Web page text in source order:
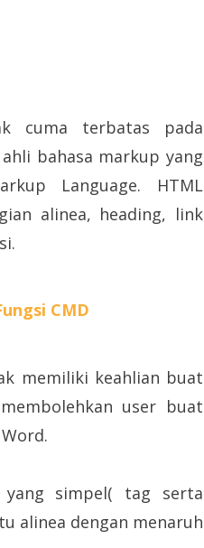
cuma terbatas pada
bahasa markup yang
Language. HTML
alinea, heading, link
CMD
memiliki keahlian buat
user buat
yang simpel( tag serta
alinea dengan menaruh